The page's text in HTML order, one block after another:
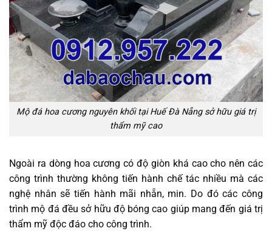
Mộ đá hoa cương nguyên khối tại Huế Đà Nẵng sở hữu giá trị
thẩm mỹ cao
Ngoài ra dòng hoa cương có độ giòn khá cao cho nên các
công trình thường không tiến hành chế tác nhiều mà các
nghệ nhân sẽ tiến hành mãi nhẵn, min. Do đó các công
trình mộ đá đều sở hữu độ bóng cao giúp mang đến giá trị
thẩm mỹ độc đáo cho công trình.